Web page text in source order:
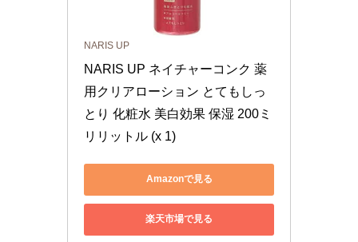
NARIS UP
NARIS UP ネイチャーコンク 薬
用クリアローション とてもしっ
とり 化粧水 美白効果 保湿 200ミ
リリットル (x 1)
Amazonで見る
楽天市場で見る